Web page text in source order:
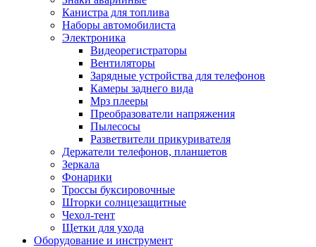
Канистра для топлива
Наборы автомобилиста
Электроника
Видеорегистраторы
Вентиляторы
Зарядные устройства для телефонов
Камеры заднего вида
Мрз плееры
Преобразователи напряжения
Пылесосы
Разветвители прикуривателя
Держатели телефонов, планшетов
Зеркала
Фонарики
Троссы буксировочные
Шторки солнцезащитные
Чехол-тент
Щетки для ухода
Оборудование и инструмент